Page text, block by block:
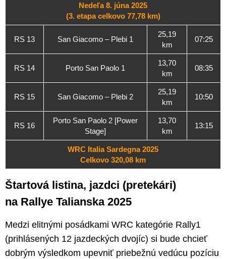
Nedeľa 8. júna 2025
(3. etapa celkovo 77,78 km)
RS 13 San Giacomo – Plebi 1
25,19
km
07:25
RS 14 Porto San Paolo 1
13,70
km
08:35
RS 15 San Giacomo – Plebi 2
25,19
km
10:50
RS 16
Porto San Paolo 2 [Power
Stage]
13,70
km
13:15
WRC Italia Sardegna 2025
Celkovo 320,08 km
Štartová listina, jazdci (pretekári)
na Rallye Talianska 2025
Medzi elitnými posádkami WRC kategórie Rally1
(prihlásených 12 jazdeckých dvojíc) si bude chcieť
dobrým výsledkom upevniť priebežnú vedúcu pozíciu